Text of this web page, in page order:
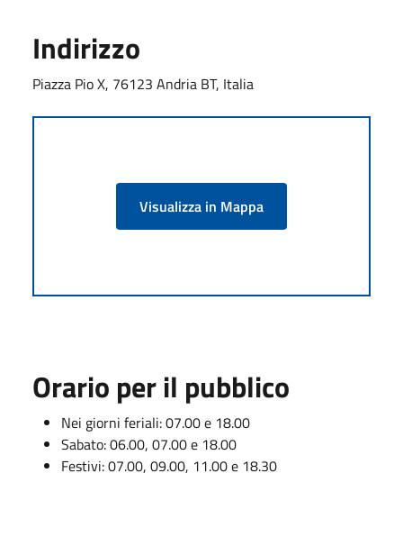
Indirizzo
Piazza Pio X, 76123 Andria BT, Italia
Visualizza in Mappa
Orario per il pubblico
Nei giorni feriali: 07.00 e 18.00
Sabato: 06.00, 07.00 e 18.00
Festivi: 07.00, 09.00, 11.00 e 18.30